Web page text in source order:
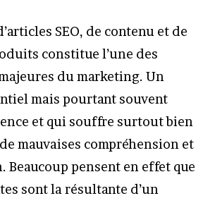
SEO, de contenu et de
constitue l’une des
du marketing. Un
mais pourtant souvent
et qui souffre surtout bien
mauvaises compréhension et
pensent en effet que
sont la résultante d’un